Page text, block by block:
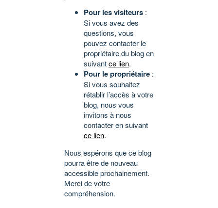
Pour les visiteurs :
Si vous avez des
questions, vous
pouvez contacter le
propriétaire du blog en
suivantce lien.
Pour le propriétaire :
Si vous souhaitez
rétablir l’accès à votre
blog, nous vous
invitons à nous
contacter en suivant
ce lien.
Nous espérons que ce blog
pourra être de nouveau
accessible prochainement.
Merci de votre
compréhension.